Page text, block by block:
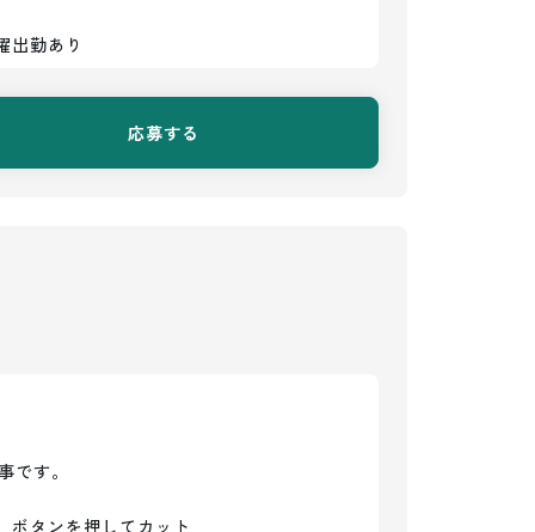
出勤あり
応募する
す。
タンを押してカット